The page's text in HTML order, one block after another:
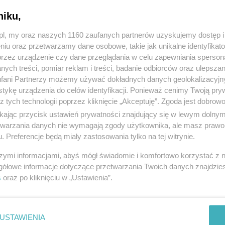
dla Ciebie!!!
, kategoria:Motoryzacja - motory, motocykle
vz800
my oraz naszych 1160 zaufanych partnerów uzyskujemy dostęp
oraz przetwarzamy dane osobowe, takie jak unikalne
urządzenie czy dane przeglądania w celu zapewniania
treści, pomiar reklam i treści, badanie odbiorców oraz
Partnerzy możemy używać dokładnych danych
urządzenia do celów identyfikacji. Ponieważ cenimy Twoją
tych technologii poprzez kliknięcie „Akceptuję”. Zgoda jest
przycisk ustawień prywatności znajdujący się w lewym
danych nie wymagają zgody użytkownika, ale masz
Preferencje będą miały zastosowania tylko na tej witrynie.
informacjami, abyś mógł świadomie i komfortowo korzystać z
informacje dotyczące przetwarzania Twoich danych
oraz po kliknięciu w „Ustawienia”.
USTAWIENIA